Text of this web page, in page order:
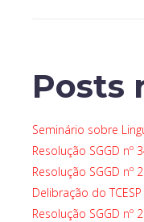
Posts
Seminário sobre
Resolução SGGD nº
Resolução SGGD nº
Delibração do
Resolução SGGD nº